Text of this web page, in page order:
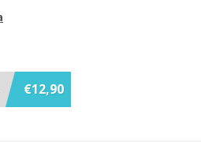
€12,90